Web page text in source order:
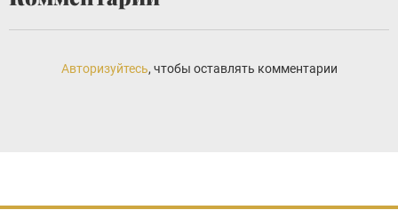
Авторизуйтесь, чтобы оставлять комментарии